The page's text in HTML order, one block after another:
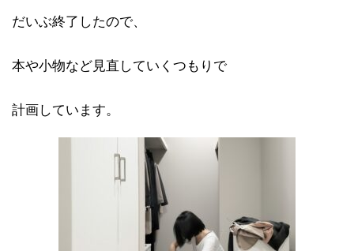
だいぶ終了したので、
本や小物など見直していくつもりで
計画しています。